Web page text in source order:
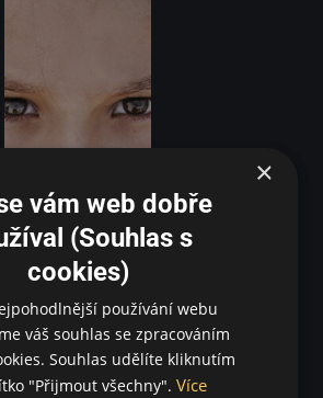
×
vám web dobře
(Souhlas s
cookies)
používání webu
váš souhlas se zpracováním
Souhlas udělíte kliknutím
"Přijmout všechny". Více